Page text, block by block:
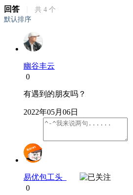
回答 共 4 个
默认排序
幽谷丰云
0
有遇到的朋友吗？
2022年05月06日
易优包工头
0